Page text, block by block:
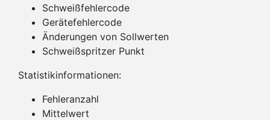
Schweißfehlercode
Gerätefehlercode
Änderungen von Sollwerten
Schweißspritzer Punkt
Statistikinformationen:
Fehleranzahl
Mittelwert